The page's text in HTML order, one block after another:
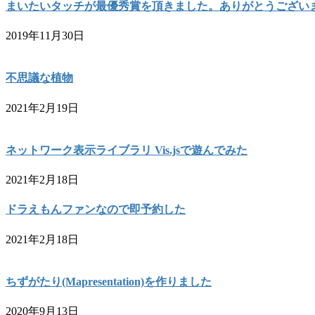
まいたいタッチが最優秀賞を頂きました。ありがとうござい
2019年11月30日
不思議な植物
2021年2月19日
ネットワーク表示ライブラリ Vis.jsで遊んでみた
2021年2月18日
ドラえもんファンなので即予約した
2021年2月18日
ちずがたり(Mapresentation)を作りました
2020年9月13日